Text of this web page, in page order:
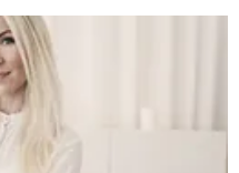
mest framgångsrika